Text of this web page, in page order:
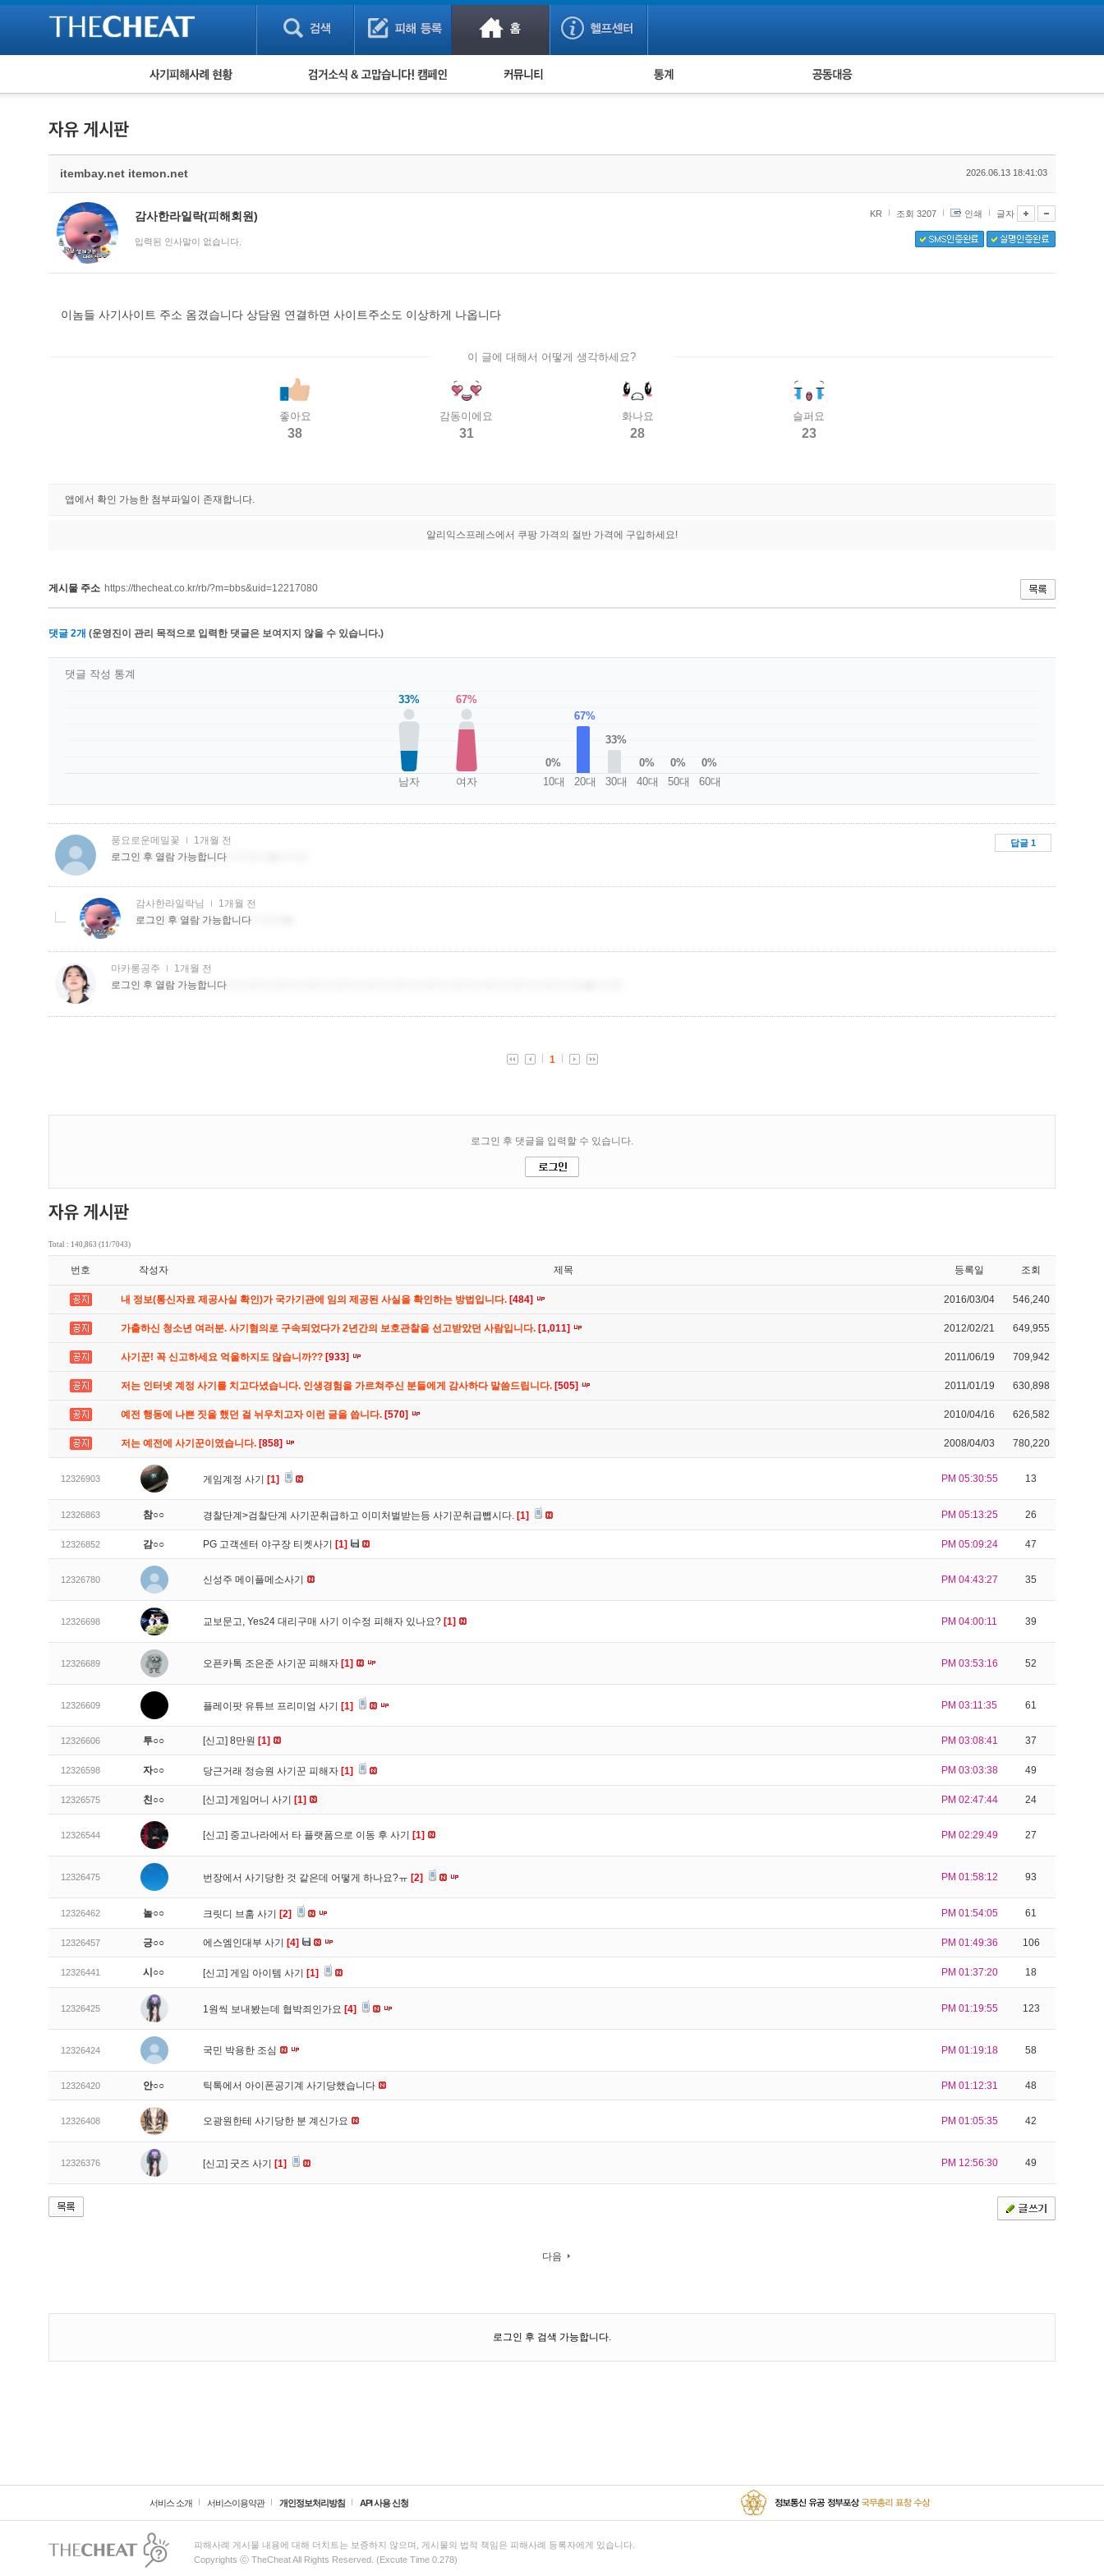
피해사례 현황
보이스피싱 피해사례
유해사이트 목록
비공개 피해사례
워킹홀리데이 피해사례
검거 소식 사기 예방했어요! 누적 피해사례 통계 피해자 공동대응
itembay.net itemon.net 2026.06.13 18:41:03
감사한라일락(피해회원)
입력된 인사말이 없습니다.
KR 조회 3207 인쇄 글자
이놈들 사기사이트 주소 옴겼습니다 상담원 연결하면 사이트주소도 이상하게 나옵니다
이 글에 대해서 어떻게 생각하세요?
좋아요
38
감동이에요
31
화나요
28
슬퍼요
23
앱에서 확인 가능한 첨부파일이 존재합니다.
알리익스프레스에서 쿠팡 가격의 절반 가격에 구입하세요!
게시물 주소 https://thecheat.co.kr/rb/?m=bbs&uid=12217080
댓글 2개 (운영진이 관리 목적으로 입력한 댓글은 보여지지 않을 수 있습니다.)
33%
남자
67%
여자
0%
10대
67%
20대
33%
30대
0%
40대
0%
50대
0%
60대
댓글 작성 통계
Total : 140,863 (11/7043)
번호 작성자 제목 등록일 조회
내 정보(통신자료 제공사실 확인)가 국가기관에 임의 제공된 사실을 확인하는 방법입니다. [484] 2016/03/04 546,240
가출하신 청소년 여러분. 사기혐의로 구속되었다가 2년간의 보호관찰을 선고받았던 사람입니다. [1,011] 2012/02/21 649,955
사기꾼! 꼭 신고하세요 억울하지도 않습니까?? [933] 2011/06/19 709,942
저는 인터넷 계정 사기를 치고다녔습니다. 인생경험을 가르쳐주신 분들에게 감사하다 말씀드립니다. [505] 2011/01/19 630,898
예전 행동에 나쁜 짓을 했던 걸 뉘우치고자 이런 글을 씁니다. [570] 2010/04/16 626,582
저는 예전에 사기꾼이였습니다. [858] 2008/04/03 780,220
12326903 게임계정 사기 [1] PM 05:30:55 13
12326863 참○○ 경찰단계>검찰단계 사기꾼취급하고 이미처벌받는등 사기꾼취급뺍시다. [1] PM 05:13:25 26
12326852 감○○ PG 고객센터 야구장 티켓사기 [1] PM 05:09:24 47
12326780 신성주 메이플메소사기 PM 04:43:27 35
12326698 교보문고, Yes24 대리구매 사기 이수정 피해자 있나요? [1] PM 04:00:11 39
12326689 오픈카톡 조은준 사기꾼 피해자 [1] PM 03:53:16 52
12326609 플레이팟 유튜브 프리미엄 사기 [1] PM 03:11:35 61
12326606 투○○ [신고] 8만원 [1] PM 03:08:41 37
12326598 자○○ 당근거래 정승원 사기꾼 피해자 [1] PM 03:03:38 49
12326575 친○○ [신고] 게임머니 사기 [1] PM 02:47:44 24
12326544 [신고] 중고나라에서 타 플랫폼으로 이동 후 사기 [1] PM 02:29:49 27
12326475 번장에서 사기당한 것 같은데 어떻게 하나요?ㅠ [2] PM 01:58:12 93
12326462 놀○○ 크릿디 브훔 사기 [2] PM 01:54:05 61
12326457 긍○○ 에스엠인대부 사기 [4] PM 01:49:36 106
12326441 시○○ [신고] 게임 아이템 사기 [1] PM 01:37:20 18
12326425 1원씩 보내봤는데 협박죄인가요 [4] PM 01:19:55 123
12326424 국민 박용한 조심 PM 01:19:18 58
12326420 안○○ 틱톡에서 아이폰공기계 사기당했습니다 PM 01:12:31 48
12326408 오광원한테 사기당한 분 계신가요 PM 01:05:35 42
12326376 [신고] 굿즈 사기 [1] PM 12:56:30 49
다음
로그인 후 검색 가능합니다.
서비스 소개 서비스이용약관 개인정보처리방침 API 사용 신청
피해사례 게시물 내용에 대해 더치트는 보증하지 않으며, 게시물의 법적 책임은 피해사례 등록자에게 있습니다.
Copyrights ⓒ TheCheat All Rights Reserved. (Excute Time 0.278)